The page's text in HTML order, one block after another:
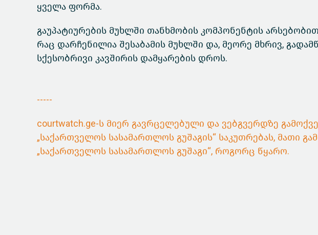
ყველა ფორმა.
გაუპატიურების მუხლში თანხმობის კომპონენტის
რაც დარჩენილია შესაბამის მუხლში და, მეორე მხრივ,
სქესობრივი კავშირის დამყარების დროს.
-----
courtwatch.ge-ს მიერ გავრცელებული და ვებგვერდზე
„საქართველოს სასამართლოს გუშაგის“ საკუთრებას, მათი
„საქართველოს სასამართლოს გუშაგი“, როგორც წყარო.